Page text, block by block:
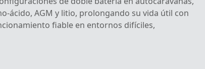
ácido, AGM y litio, prolongando su vida útil con
fiable en entornos difíciles,